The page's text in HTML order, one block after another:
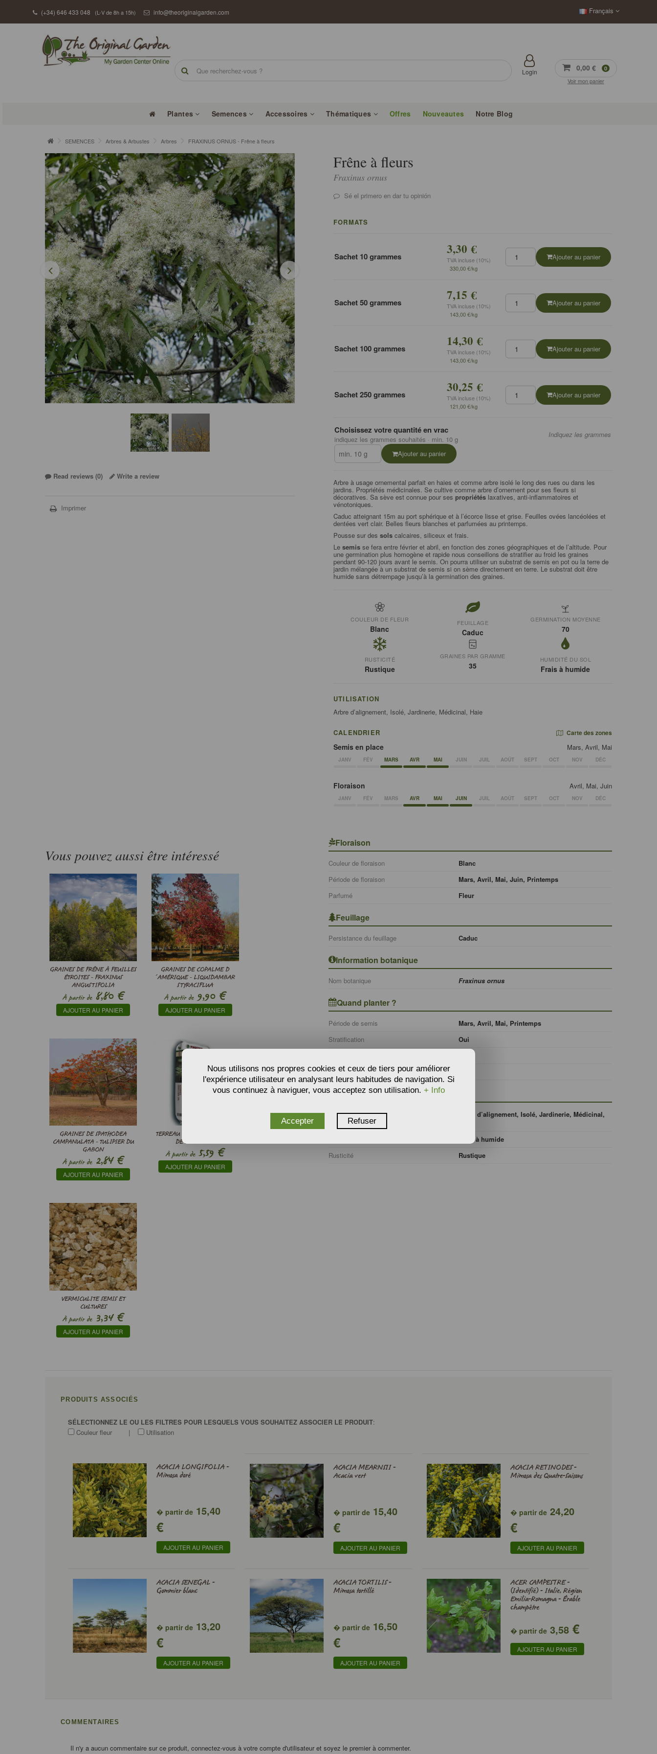
(+34) 646 433 048 (L-V de 8h a 15h) info@theoriginalgarden.com Français
0,00 € 0
Voir mon panier
Login
Plantes Semences Accessoires Thématiques Offres Nouveautes Notre Blog
SEMENCES Arbres & Arbustes Arbres FRAXINUS ORNUS - Frêne à fleurs
Read reviews (0) Write a review
Imprimer
Frêne à fleurs
Fraxinus ornus
Sé el primero en dar tu opinión
FORMATS
Sachet 10 grammes 3,30 €
TVA incluse (10%)
330,00 €/kg
Ajouter au panier
Sachet 50 grammes 7,15 €
TVA incluse (10%)
143,00 €/kg
Ajouter au panier
Sachet 100 grammes 14,30 €
TVA incluse (10%)
143,00 €/kg
Ajouter au panier
Sachet 250 grammes 30,25 €
TVA incluse (10%)
121,00 €/kg
Ajouter au panier
Choisissez votre quantité en vrac
indiquez les grammes souhaités · min. 10 g
Indiquez les grammes
Ajouter au panier
Arbre à usage ornemental parfait en haies et comme arbre isolé le long des rues ou dans les
jardins. Propriétés médicinales. Se cultive comme arbre d’ornement pour ses fleurs si
décoratives. Sa sève est connue pour ses propriétéslaxatives, anti-inflammatoires et
vénotoniques.
Caduc atteignant 15m au port sphérique et à l’écorce lisse et grise. Feuilles ovées lancéolées et
dentées vert clair. Belles fleurs blanches et parfumées au printemps.
Pousse sur des solscalcaires, siliceux et frais.
Lesemisse fera entre février et abril, en fonction des zones géographiques et de l’altitude. Pour
une germination plus homogène et rapide nous conseillons de stratifier au froid les graines
pendant 90-120 jours avant le semis. On pourra utiliser un substrat de semis en pot ou la terre de
jardin mélangée à un substrat de semis si on sème directement en terre. Le substrat doit être
humide sans détrempage jusqu’à la germination des graines.
COULEUR DE FLEUR
Blanc
FEUILLAGE
Caduc
GERMINATION MOYENNE
70
RUSTICITÉ
Rustique
GRAINES PAR GRAMME
35
HUMIDITÉ DU SOL
Frais à humide
UTILISATION
Arbre d’alignement, Isolé, Jardinerie, Médicinal, Haie
CALENDRIER Carte des zones
Semis en place Mars, Avril, Mai
JANV FÉV MARS AVR MAI JUIN JUIL AOÛT SEPT OCT NOV DÉC
Floraison Avril, Mai, Juin
JANV FÉV MARS AVR MAI JUIN JUIL AOÛT SEPT OCT NOV DÉC
Vous pouvez aussi être intéressé
GRAINES DE FRÊNE À FEUILLES
ÉTROITES - FRAXINUS
ANGUSTIFOLIA
À partir de8,80€
AJOUTER AU PANIER
GRAINES DE COPALME D
´AMÉRIQUE - LIQUIDAMBAR
STYRACIFLUA
À partir de9,90 €
AJOUTER AU PANIER
GRAINES DE SPATHODEA
CAMPANULATA - TULIPIER DU
GABON
À partir de2,84€
AJOUTER AU PANIER
TERREAU SPÉCIAL SEMIS BIO
DE PINDSTRUP
À partir de5,59 €
AJOUTER AU PANIER
VERMICULITE SEMIS ET
CULTURES
À partir de3,34€
AJOUTER AU PANIER
Floraison
Couleur de floraison
Blanc
Période de floraison
Mars, Avril, Mai, Juin, Printemps
Parfumé
Fleur
Feuillage
Persistance du feuillage Caduc
Information botanique
Nom botanique Fraxinus ornus
Quand planter ?
Période de semis
Mars, Avril, Mai, Printemps
Stratification
Oui
Graines par gramme
Où planter ?
Type d'utilisation
Arbre d’alignement, Isolé, Jardinerie, Médicinal,
Frais à humide
Rusticité
Rustique
PRODUITS ASSOCIÉS
SÉLECTIONNEZ LE OU LES FILTRES POUR LESQUELS VOUS SOUHAITEZ ASSOCIER LE PRODUIT:
Couleur fleur
| Utilisation
ACACIA LONGIFOLIA -
Mimosa doré
� partir de 15,40
€
AJOUTER AU PANIER
ACACIA MEARNSII -
Acacia vert
� partir de15,40
€
AJOUTER AU PANIER
ACACIA RETINODES -
Mimosa des Quatre-Saisons
� partir de24,20
€
AJOUTER AU PANIER
ACACIA SENEGAL -
Gommier blanc
� partir de 13,20
€
AJOUTER AU PANIER
ACACIA TORTILIS -
Mimosa tortillé
� partir de16,50
€
AJOUTER AU PANIER
ACER CAMPESTRE -
(Identifié) - Italie, Région
Emilia-Romagna - Érable
champêtre
� partir de3,58€
AJOUTER AU PANIER
COMMENTAIRES
Il n'y a aucun commentaire sur ce produit, connectez-vous à votre compte d'utilisateur et soyez le premier à commenter.
Nous utilisons nos propres cookies et ceux de tiers pour améliorer
l'expérience utilisateur en analysant leurs habitudes de navigation. Si
vous continuez à naviguer, vous acceptez son utilisation. + Info
Accepter Refuser